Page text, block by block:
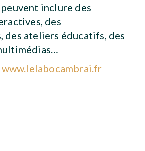
inclure des
des
des ateliers éducatifs, des
www.lelabocambrai.fr